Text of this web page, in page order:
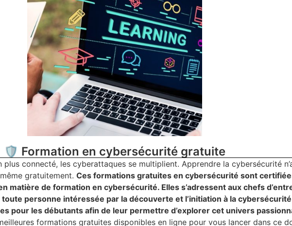
🛡️ Formation en cybersécurité gratuite
plus connecté, les cyberattaques se multiplient. Apprendre la cybersécurité
gratuitement.Ces formations gratuites en cybersécurité sont
matière de formation en cybersécurité. Elles s’adressent aux chefs
toute personne intéressée par la découverte et l’initiation à la
pour les débutants afin de leur permettre d’explorer cet univers
formations gratuites disponibles en ligne pour vous lancer dans ce